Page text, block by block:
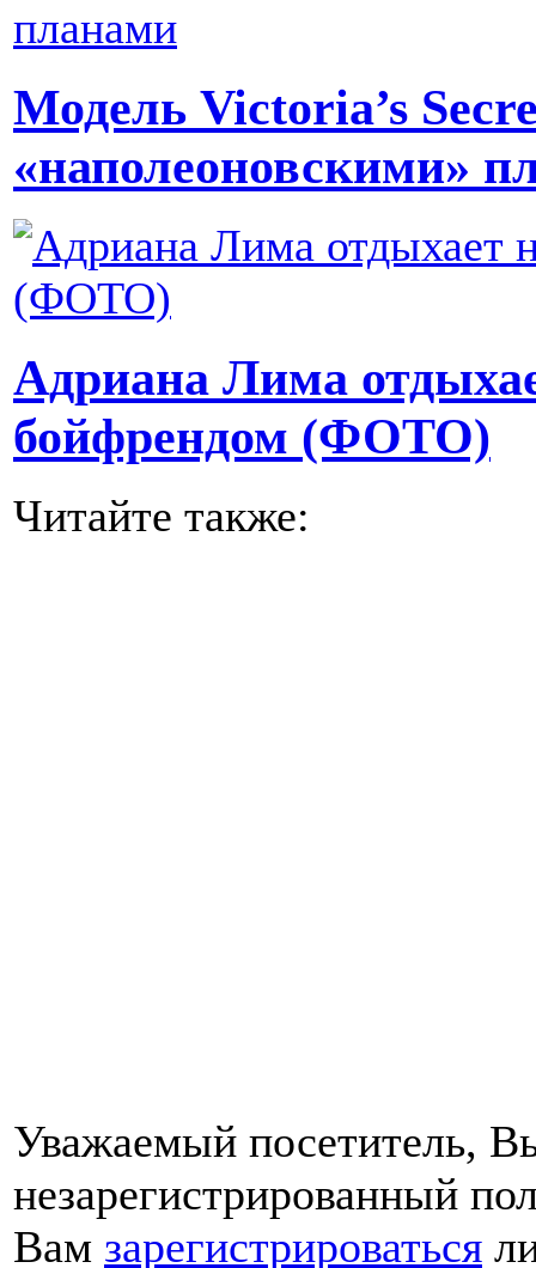
Модель Victoria’s
«наполеоновскими»
Адриана Лима
бойфрендом (ФОТО)
Читайте также:
Уважаемый посетитель,
незарегистрированный
Вам зарегистрироваться